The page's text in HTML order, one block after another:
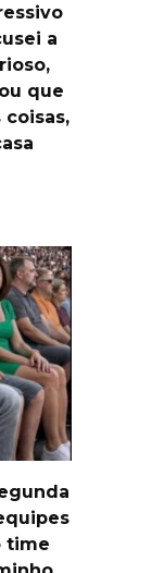
a
que
time